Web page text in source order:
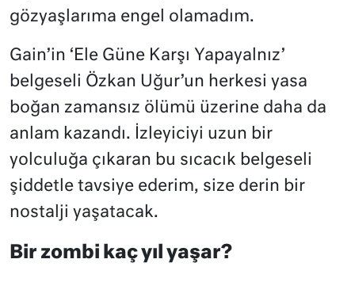
gözyaşlarıma engel olamadım.
Gain’in ‘Ele Güne Karşı Yapayalnız’
belgeseli Özkan Uğur’un herkesi yasa
boğan zamansız ölümü üzerine daha da
anlam kazandı. İzleyiciyi uzun bir
yolculuğa çıkaran bu sıcacık belgeseli
şiddetle tavsiye ederim, size derin bir
nostalji yaşatacak.
Bir zombi kaç yıl yaşar?